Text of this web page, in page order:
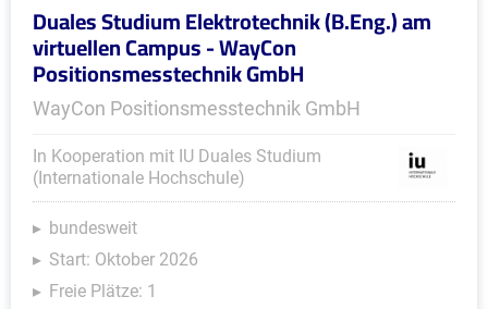
Duales Studium Elektrotechnik (B.Eng.) am
virtuellen Campus - WayCon
Positionsmesstechnik GmbH
WayCon Positionsmesstechnik GmbH
In Kooperation mit IU Duales Studium
(Internationale Hochschule)
bundesweit
Start: Oktober 2026
Freie Plätze: 1